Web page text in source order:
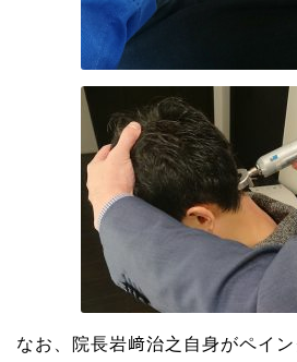
なお、院長岩﨑治之自身がペイ